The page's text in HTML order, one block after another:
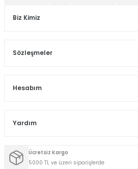
Biz Kimiz
Sözleşmeler
Hesabım
Yardım
Ücretsiz Kargo
5000 TL ve üzeri siparişlerde